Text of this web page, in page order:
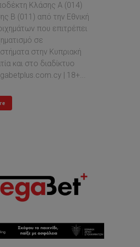
Κλάσης Α (014)
Β (011) από την Εθνική
που επιτρέπει
σε
στην Κυπριακή
και στο διαδίκτυο
| 18+...